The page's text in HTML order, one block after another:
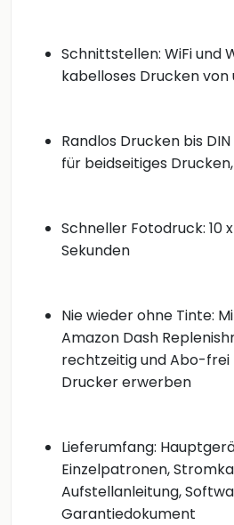
Schnittstellen: WiFi und
kabelloses Drucken von
Randlos Drucken bis
für beidseitiges
Schneller Fotodruck: 10
Sekunden
Nie wieder ohne Tinte:
Amazon Dash
rechtzeitig und Abo-frei
Drucker erwerben
Lieferumfang:
Einzelpatronen,
Aufstellanleitung,
Garantiedokument